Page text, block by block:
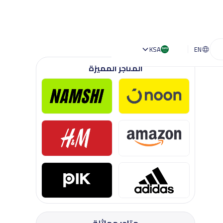
EN
KSA
المتاجر المميزة